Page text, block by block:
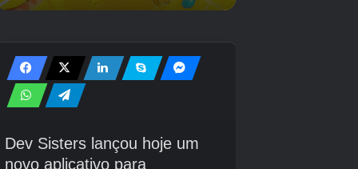
queda de conteúdo em agosto.
Sobrevivência da Arca Ascensão V68.34 Notas
RAGNAROK – FPS baixos fixos durante